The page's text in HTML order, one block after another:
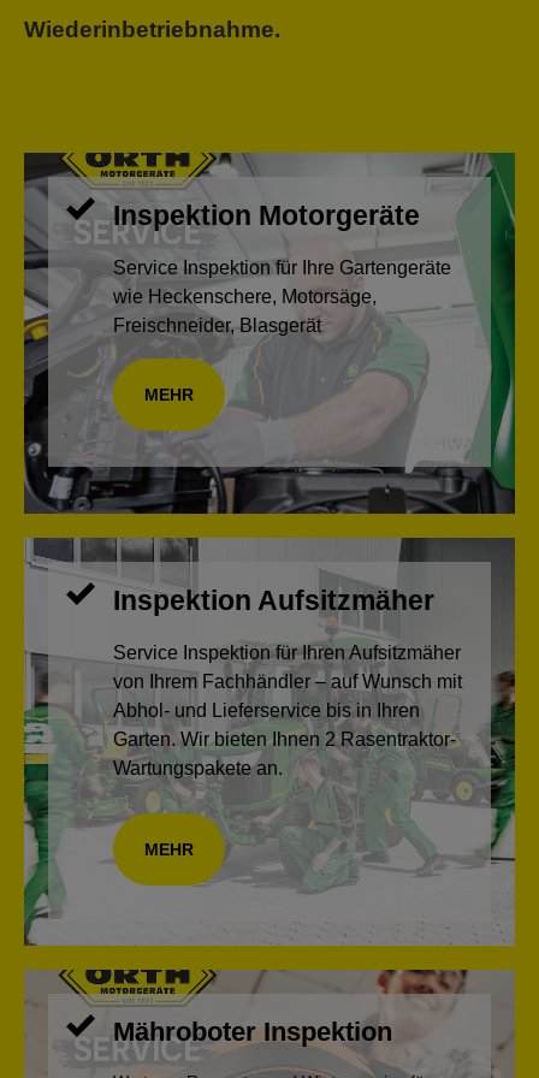
Wiederinbetriebnahme.
Inspektion Motorgeräte
Service Inspektion für Ihre Gartengeräte
wie Heckenschere, Motorsäge,
Freischneider, Blasgerät
MEHR
Inspektion Aufsitzmäher
Service Inspektion für Ihren Aufsitzmäher
von Ihrem Fachhändler – auf Wunsch mit
Abhol- und Lieferservice bis in Ihren
Garten. Wir bieten Ihnen 2 Rasentraktor-
Wartungspakete an.
MEHR
Mähroboter Inspektion